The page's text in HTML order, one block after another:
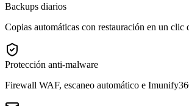
Backups diarios
Copias automáticas con restauración en un clic
Protección anti-malware
Firewall WAF, escaneo automático e